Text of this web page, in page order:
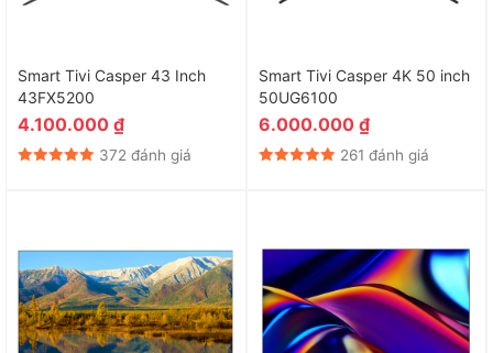
Smart Tivi Casper 43 Inch
43FX5200
4.100.000 ₫
372 đánh giá
Smart Tivi Casper 4K 50 inch
50UG6100
6.000.000 ₫
261 đánh giá